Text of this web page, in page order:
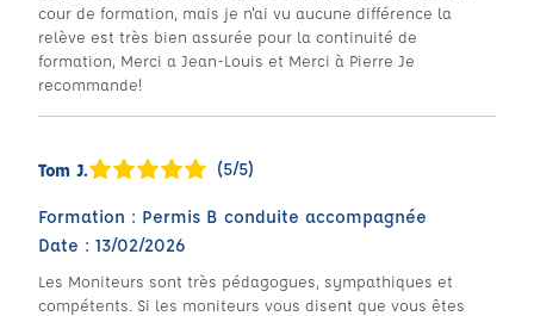
cour de formation, mais je n'ai vu aucune différence la
relève est très bien assurée pour la continuité de
formation, Merci a Jean-Louis et Merci à Pierre Je
recommande!
Tom J. (5/5)
Formation : Permis B conduite accompagnée
Date : 13/02/2026
Les Moniteurs sont très pédagogues, sympathiques et
compétents. Si les moniteurs vous disent que vous êtes